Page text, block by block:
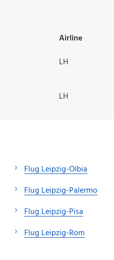
Airline
LH
LH
Flug Leipzig-Olbia
Flug Leipzig-Palermo
Flug Leipzig-Pisa
Flug Leipzig-Rom